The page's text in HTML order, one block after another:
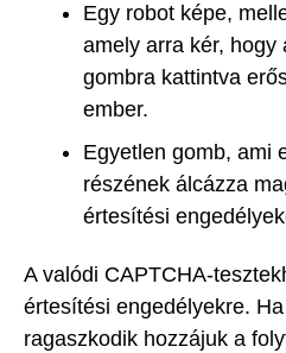
Egy robot képe,
amely arra kér, hogy
gombra kattintva
ember.
Egyetlen gomb, ami
részének álcázza
értesítési
A valódi CAPTCHA-
értesítési engedélyekre.
ragaszkodik hozzájuk a